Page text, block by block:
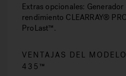
Extras opcionales:
rendimiento CLEARRAY®
ProLast™.
VENTAJAS DEL
435™